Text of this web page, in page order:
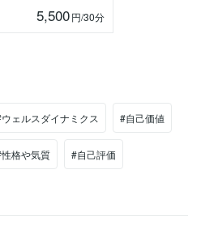
5,500円/30分
ェルスダイナミクス #自己価値
格や気質 #自己評価